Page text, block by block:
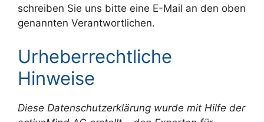
schreiben Sie uns bitte eine E-Mail an den oben
genannten Verantwortlichen.
Urheberrechtliche
Hinweise
Diese Datenschutzerklärung wurde mit Hilfe der